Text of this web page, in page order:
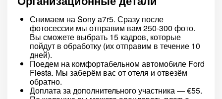
Снимаем на Sony a7r5. Сразу после
фотосессии мы отправим вам 250-300 фото.
Вы сможете выбрать 15 кадров, которые
пойдут в обработку (их отправим в течение 10
дней).
Поедем на комфортабельном автомобиле Ford
Fiesta. Мы заберём вас от отеля и отвезём
обратно.
Доплата за дополнительного участника — €55.